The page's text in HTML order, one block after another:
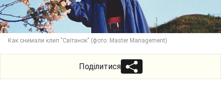
Как снимали клип "Світанок" (фото: Master Management)
Поділитися